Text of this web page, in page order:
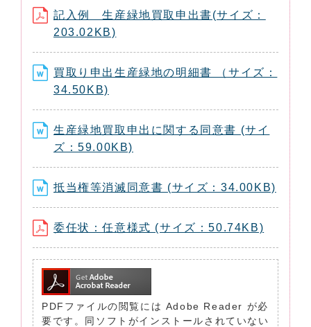
記入例 生産緑地買取申出書(サイズ：
203.02KB)
買取り申出生産緑地の明細書 （サイズ：
34.50KB)
生産緑地買取申出に関する同意書 (サイ
ズ：59.00KB)
抵当権等消滅同意書 (サイズ：34.00KB)
委任状：任意様式 (サイズ：50.74KB)
PDFファイルの閲覧には Adobe Reader が必
要です。同ソフトがインストールされていない